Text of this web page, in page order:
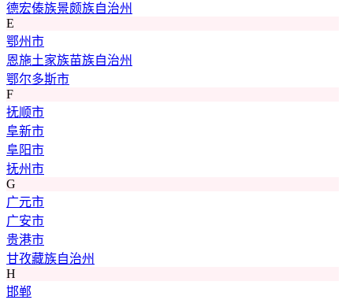
德宏傣族景颇族自治州
E
鄂州市
恩施土家族苗族自治州
鄂尔多斯市
F
抚顺市
阜新市
阜阳市
抚州市
G
广元市
广安市
贵港市
甘孜藏族自治州
H
邯郸